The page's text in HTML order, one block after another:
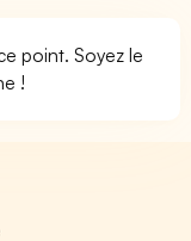
point. Soyez le
!